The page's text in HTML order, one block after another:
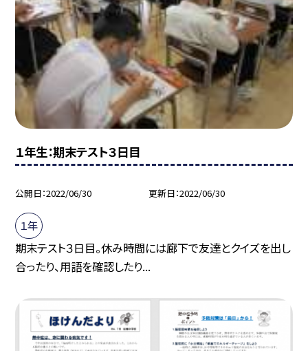
１年生：期末テスト３日目
公開日 2022/06/30 更新日 2022/06/30
１年
期末テスト３日目。休み時間には廊下で友達とクイズを出し
合ったり、用語を確認したり...